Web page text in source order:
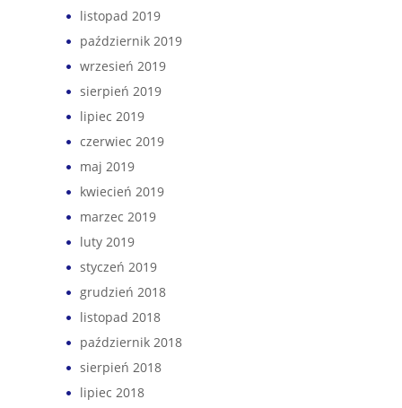
listopad 2019
październik 2019
wrzesień 2019
sierpień 2019
lipiec 2019
czerwiec 2019
maj 2019
kwiecień 2019
marzec 2019
luty 2019
styczeń 2019
grudzień 2018
listopad 2018
październik 2018
sierpień 2018
lipiec 2018